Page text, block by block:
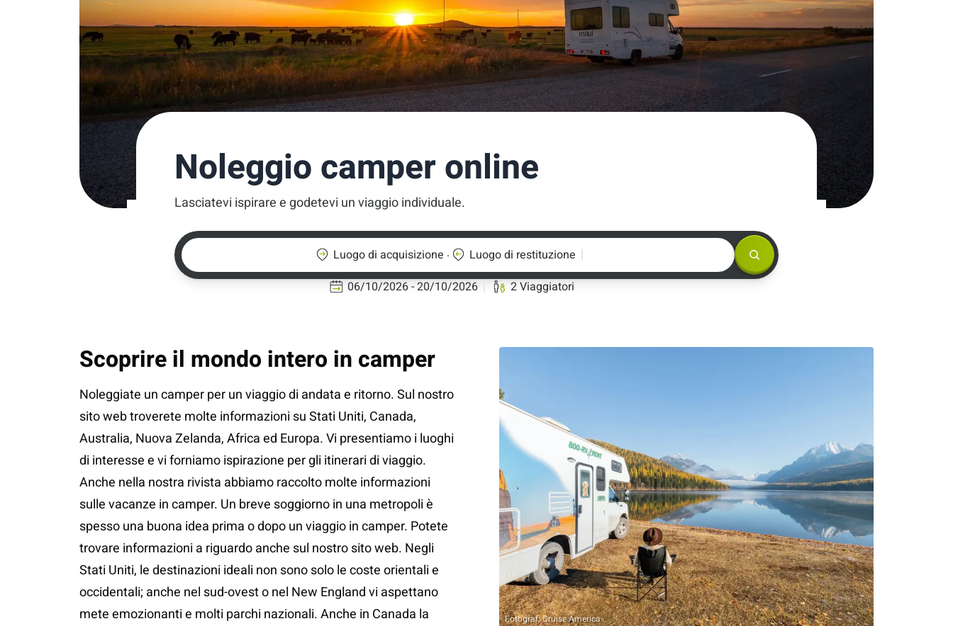
Noleggio camper online
Lasciatevi ispirare e godetevi un viaggio individuale.
Luogo di acquisizione .
Luogo di restituzione
06/10/2026 - 20/10/2026
2 Viaggiatori
Scoprire il mondo intero in camper
Noleggiate un camper per un viaggio di andata e ritorno. Sul nostro
sito web troverete molte informazioni su Stati Uniti, Canada,
Australia, Nuova Zelanda, Africa ed Europa. Vi presentiamo i luoghi
di interesse e vi forniamo ispirazione per gli itinerari di viaggio.
Anche nella nostra rivista abbiamo raccolto molte informazioni
sulle vacanze in camper. Un breve soggiorno in una metropoli è
spesso una buona idea prima o dopo un viaggio in camper. Potete
trovare informazioni a riguardo anche sul nostro sito web. Negli
Stati Uniti, le destinazioni ideali non sono solo le coste orientali e
occidentali; anche nel sud-ovest o nel New England vi aspettano
mete emozionanti e molti parchi nazionali. Anche in Canada la
Fotograf: Cruise America